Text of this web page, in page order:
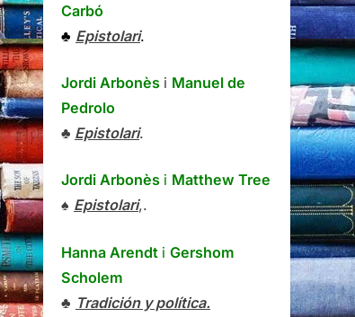
Carbó
♣ Epistolari.
Jordi Arbonès i Manuel de
Pedrolo
♣ Epistolari.
Jordi Arbonès i Matthew Tree
♠ Epistolari,.
Hanna Arendt i Gershom
Scholem
♣ Tradición y política.